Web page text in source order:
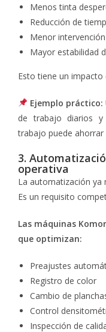
Menos tinta
Reducción de
Menor
Mayor estabilidad
Esto tiene un
Ejemplo práctico:
de trabajo diarios
trabajo puede
3.
operativa
La automatización ya
Es un requisito
Las máquinas
que optimizan:
Preajustes
Registro de color
Cambio de
Control
Inspección de